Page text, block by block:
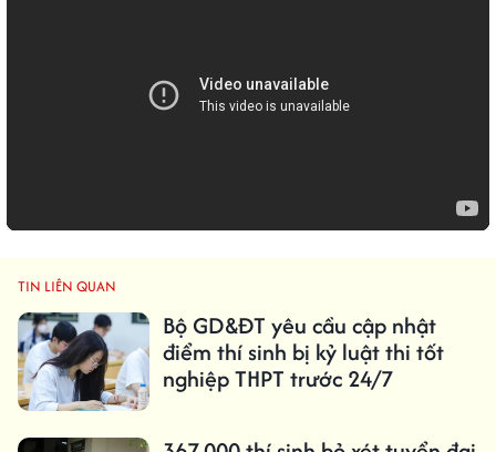
TIN LIÊN QUAN
Bộ GD&ĐT yêu cầu cập nhật
điểm thí sinh bị kỷ luật thi tốt
nghiệp THPT trước 24/7